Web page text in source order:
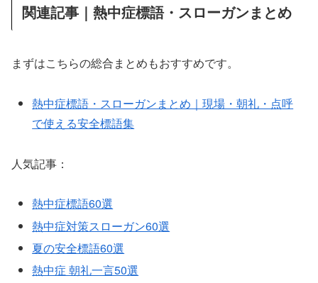
関連記事｜熱中症標語・スローガンまとめ
まずはこちらの総合まとめもおすすめです。
熱中症標語・スローガンまとめ｜現場・朝礼・点呼
で使える安全標語集
人気記事：
熱中症標語60選
熱中症対策スローガン60選
夏の安全標語60選
熱中症 朝礼一言50選